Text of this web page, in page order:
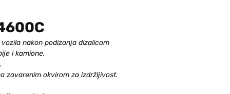
nakon podizanja dizalicom
i kamione.
zavarenim okvirom za izdržljivost.